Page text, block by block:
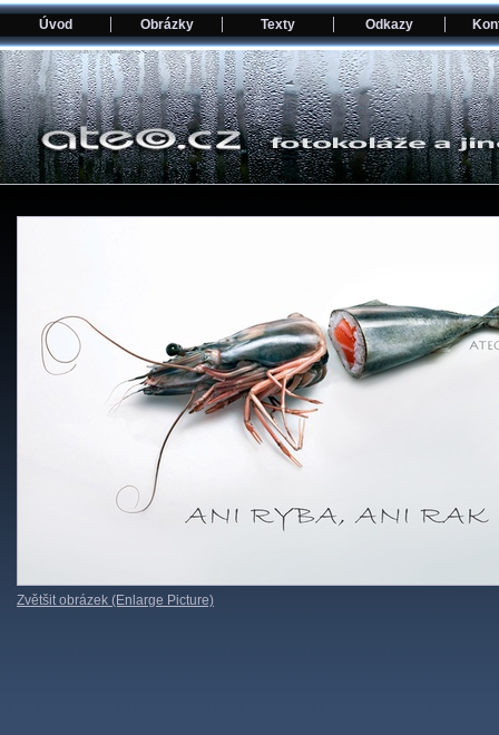
Úvod Obrázky Texty Odkazy
Zvětšit obrázek (Enlarge Picture)